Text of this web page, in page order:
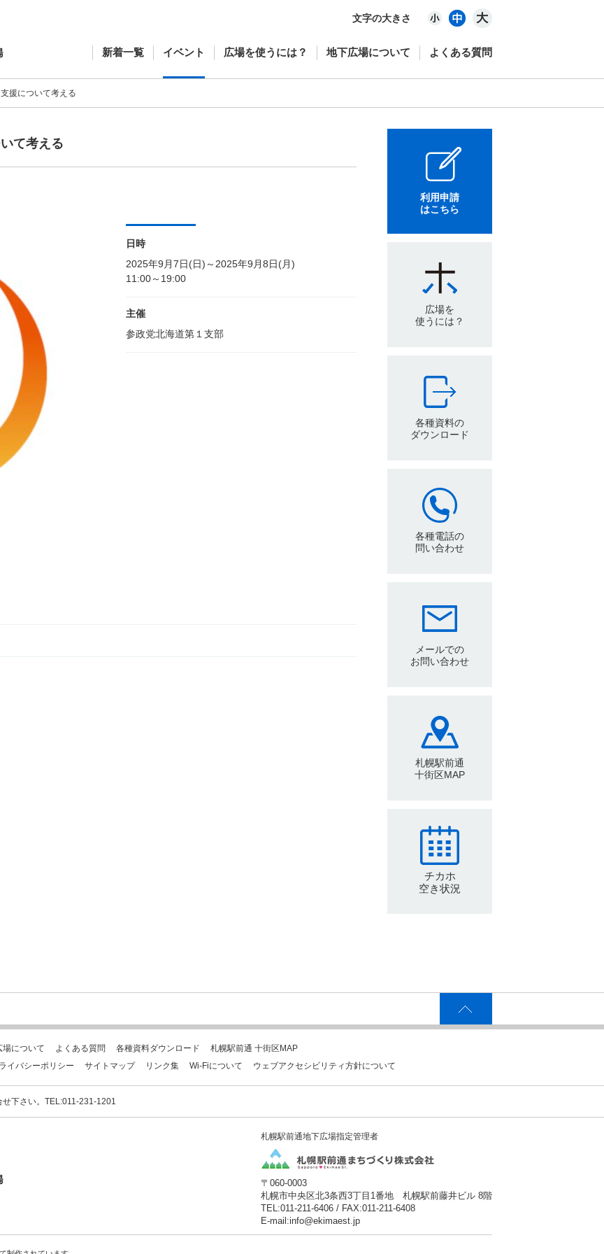
文字の大きさ
新着一覧 イベント 広場を使うには？ 地下広場について よくある質問
援について考える
て考える
日時
2025年9月7日(日)～2025年9月8日(月)
11:00～19:00
主催
参政党北海道第１支部
利用申請
はこちら
広場を
使うには？
各種資料の
ダウンロード
各種電話の
問い合わせ
メールでの
お問い合わせ
札幌駅前通
十街区MAP
チカホ
空き状況
場について よくある質問 各種資料ダウンロード
札幌駅前通 十街区MAP
イバシーポリシー サイトマップ リンク集 Wi-Fiについて ウェブアクセシビリティ方針について
下さい。TEL:011-231-1201
札幌駅前通地下広場指定管理者
〒060-0003
札幌市中央区北3条西3丁目1番地 札幌駅前藤井ビル 8階
TEL:011-211-6406 / FAX:011-211-6408
E-mail:info@ekimaest.jp